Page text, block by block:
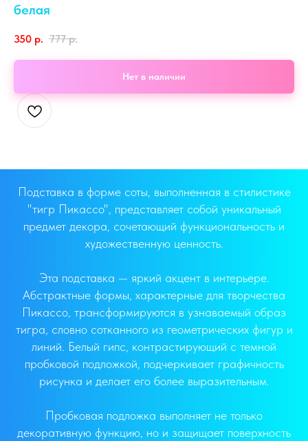
белая
350 р. 777 р.
Нет в наличии
Подставка в форме соты, выполненная в стилистике
"тигр Пикассо", представляет собой уникальный
предмет декора, сочетающий функциональность и
художественную ценность.
Эта подставка — яркий акцент в интерьере.
Абстрактные формы, характерные для творчества
Пикассо, трансформируются в узнаваемый образ
тигра, словно сотканного из геометрических фигур и
линий. Белый гипс, контрастирующий с темной
пробковой подложкой, подчеркивает графичность
рисунка и делает его более выразительным.
Пробковая подложка выполняет не только
декоративную функцию, но и защищает поверхность